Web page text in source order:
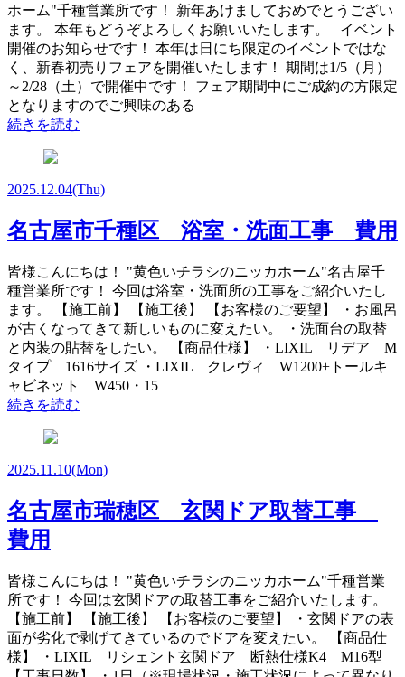
ホーム"千種営業所です！ 新年あけましておめでとうござい
ます。 本年もどうぞよろしくお願いいたします。 イベント
開催のお知らせです！ 本年は日にち限定のイベントではな
く、新春初売りフェアを開催いたします！ 期間は1/5（月）
～2/28（土）で開催中です！ フェア期間中にご成約の方限定
となりますのでご興味のある
続きを読む
2025.12.04(Thu)
名古屋市千種区 浴室・洗面工事 費用
皆様こんにちは！ "黄色いチラシのニッカホーム"名古屋千
種営業所です！ 今回は浴室・洗面所の工事をご紹介いたし
ます。 【施工前】 【施工後】 【お客様のご要望】 ・お風呂
が古くなってきて新しいものに変えたい。 ・洗面台の取替
と内装の貼替をしたい。 【商品仕様】 ・LIXIL リデア M
タイプ 1616サイズ ・LIXIL クレヴィ W1200+トールキ
ャビネット W450・15
続きを読む
2025.11.10(Mon)
名古屋市瑞穂区 玄関ドア取替工事
費用
皆様こんにちは！ "黄色いチラシのニッカホーム"千種営業
所です！ 今回は玄関ドアの取替工事をご紹介いたします。
【施工前】 【施工後】 【お客様のご要望】 ・玄関ドアの表
面が劣化で剥げてきているのでドアを変えたい。 【商品仕
様】 ・LIXIL リシェント玄関ドア 断熱仕様K4 M16型